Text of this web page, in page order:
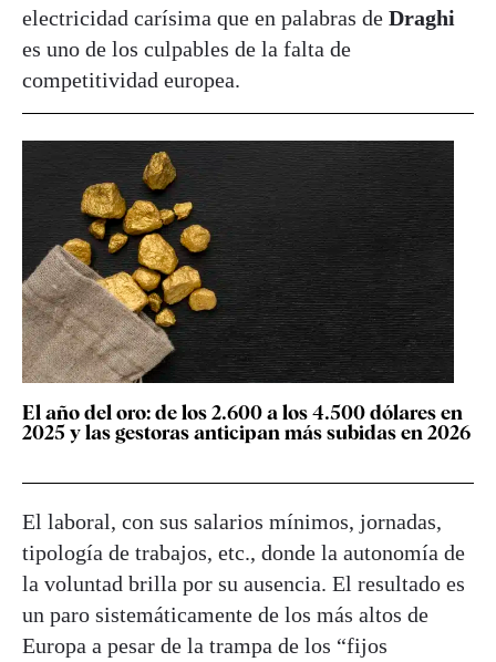
electricidad carísima que en palabras de Draghi
es uno de los culpables de la falta de
competitividad europea.
El año del oro: de los 2.600 a los 4.500 dólares en
2025 y las gestoras anticipan más subidas en 2026
El laboral, con sus salarios mínimos, jornadas,
tipología de trabajos, etc., donde la autonomía de
la voluntad brilla por su ausencia. El resultado es
un paro sistemáticamente de los más altos de
Europa a pesar de la trampa de los “fijos